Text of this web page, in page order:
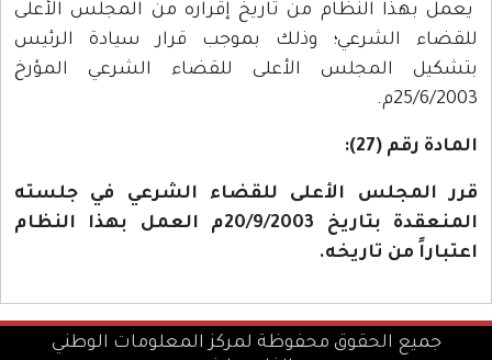
يعمل بهذا النظام من تاريخ إقراره من المجلس الأعلى
للقضاء الشرعي؛ وذلك بموجب قرار سيادة الرئيس
بتشكيل المجلس الأعلى للقضاء الشرعي المؤرخ
25/6/2003م.
المادة رقم (27):
قرر المجلس الأعلى للقضاء الشرعي في جلسته
المنعقدة بتاريخ 20/9/2003م العمل بهذا النظام
اعتباراً من تاريخه.
جميع الحقوق محفوظة لمركز المعلومات الوطني